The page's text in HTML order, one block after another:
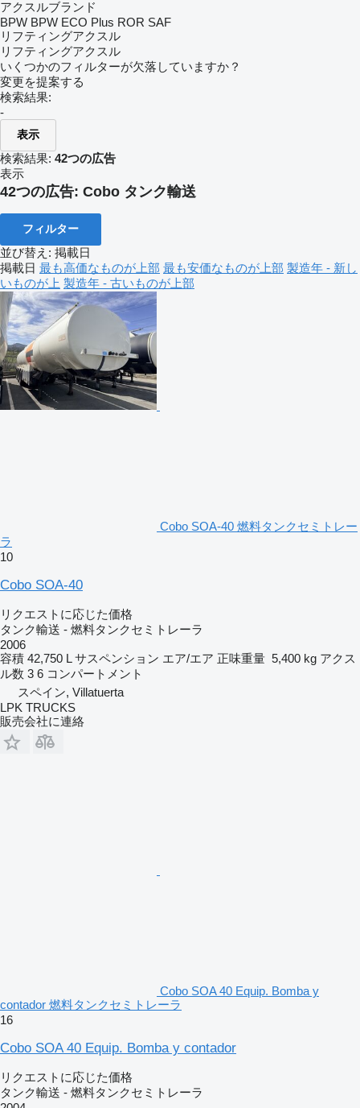
アクスルブランド
BPW BPW ECO Plus ROR SAF
リフティングアクスル
リフティングアクスル
いくつかのフィルターが欠落していますか？
変更を提案する
検索結果:
-
表示
検索結果: 42つの広告
表示
42つの広告: Cobo タンク輸送
フィルター
並び替え : 掲載日
掲載日 最も高価なものが上部 最も安価なものが上部 製造年 - 新し
いものが上 製造年 - 古いものが上部
Cobo SOA-40 燃料タンクセミトレー
ラ
10
Cobo SOA-40
リクエストに応じた価格
タンク輸送 - 燃料タンクセミトレーラ
2006
容積 42,750 L サスペンション エア/エア 正味重量 5,400 kg アクス
ル数 3 6 コンパートメント
スペイン, Villatuerta
LPK TRUCKS
販売会社に連絡
Cobo SOA 40 Equip. Bomba y
contador 燃料タンクセミトレーラ
16
Cobo SOA 40 Equip. Bomba y contador
リクエストに応じた価格
タンク輸送 - 燃料タンクセミトレーラ